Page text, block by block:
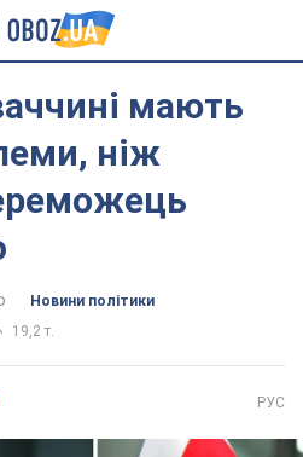
мають
ніж
Новини політики
19,2 т.
РУС